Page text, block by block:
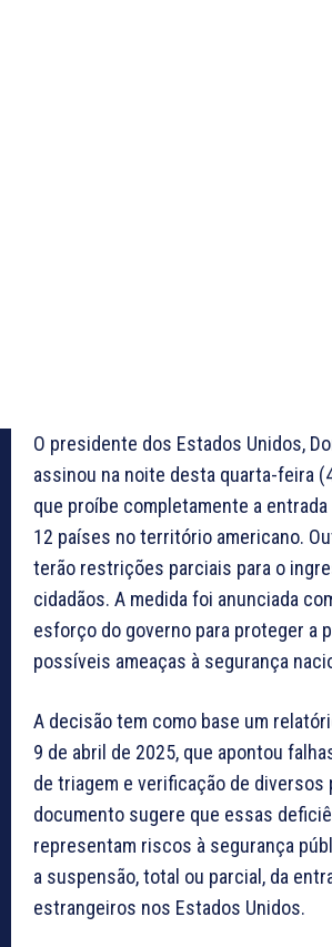
O presidente dos Estados Unidos,
assinou na noite desta quarta-feira
que proíbe completamente a
12 países no território americano.
terão restrições parciais para o
cidadãos. A medida foi anunciada
esforço do governo para proteger a
possíveis ameaças à segurança
A decisão tem como base um
9 de abril de 2025, que apontou
de triagem e verificação de diversos
documento sugere que essas
representam riscos à segurança
a suspensão, total ou parcial, da
estrangeiros nos Estados Unidos.